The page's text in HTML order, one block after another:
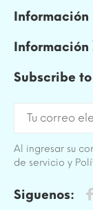
Información
Información
Subscribe
Al ingresar su
de servicio y
Siguenos: